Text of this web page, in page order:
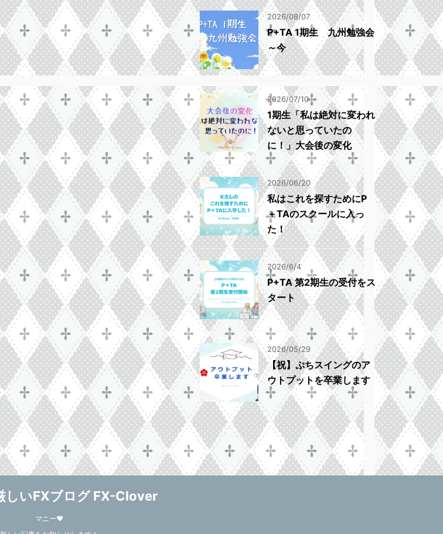
2026/08/07
P+TA 1期生 九州勉強会
～今
2026/07/10
1期生「私は絶対に変われ
ないと思っていたの
に！」大会後の変化
2026/06/20
私はこれを探すためにP
＋TAのスクールに入っ
た！
2026/6/4
P+TA 第2期生の受付をス
タート
2026/05/29
【祝】ぷちスイングのア
ウトプットを卒業します
しいFXブログ FX-Clover
マニー❤